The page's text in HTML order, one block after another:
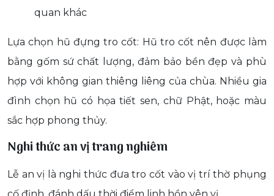
quan khác
Lựa chọn hũ đựng tro cốt: Hũ tro cốt nên được làm
bằng gốm sứ chất lượng, đảm bảo bền đẹp và phù
hợp với không gian thiêng liêng của chùa. Nhiều gia
đình chọn hũ có họa tiết sen, chữ Phật, hoặc màu
sắc hợp phong thủy.
Nghi thức an vị trang nghiêm
Lễ an vị là nghi thức đưa tro cốt vào vị trí thờ phụng
cố định, đánh dấu thời điểm linh hồn yên vị.